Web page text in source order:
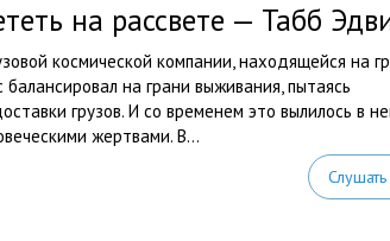
на рассвете — Табб
космической компании, находящейся на
на грани выживания, пытаясь
грузов. И со временем это вылилось в
жертвами. В...
Слушать